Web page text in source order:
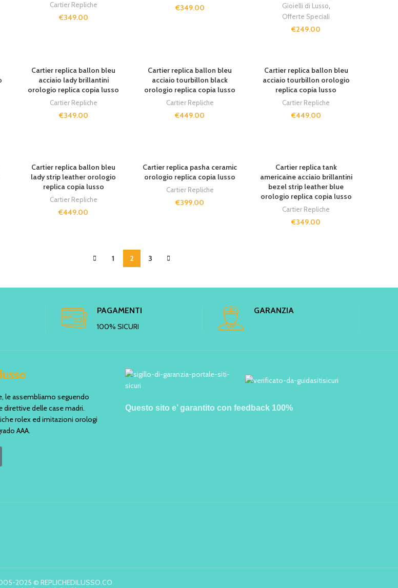
Cartier Repliche
€349.00
€349.00
Gioielli di Lusso
Offerte Speciali
€249.00
Cartier replica ballon bleu
acciaio lady brillantini
orologio replica copia lusso
Cartier Repliche
€349.00
Cartier replica ballon bleu
acciaio tourbillon black
orologio replica copia lusso
Cartier Repliche
€449.00
Cartier replica ballon bleu
acciaio tourbillon orologio
replica copia lusso
Cartier Repliche
€449.00
Cartier replica ballon bleu
lady strip leather orologio
replica copia lusso
Cartier Repliche
€449.00
Cartier replica pasha ceramic
orologio replica copia lusso
Cartier Repliche
€399.00
Cartier replica tank
americaine acciaio brillantini
bezel strip leather blue
orologio replica copia lusso
Cartier Repliche
€349.00
1 2 3
PAGAMENTI
100% SICURI
GARANZIA
le assembliamo seguendo
direttive delle case madri.
rolex ed imitazioni orologi
AAA.
Questo sito e’ garantito con feedback 100%
2025 © REPLICHEDILUSSO.CO